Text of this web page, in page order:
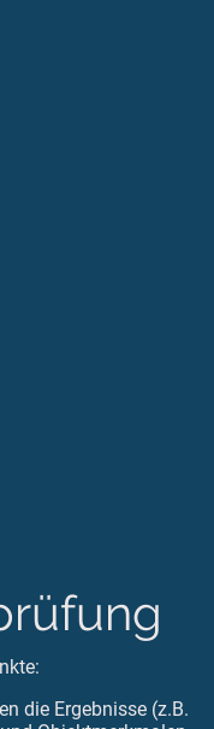
die Ergebnisse (z.B.